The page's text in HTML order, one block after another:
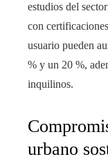
estudios del
con
usuario pueden
% y un 20 %,
inquilinos.
urbano